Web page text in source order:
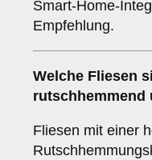
Smart-Home-
Empfehlung.
Welche Fliesen
rutschhemmend
Fliesen mit einer